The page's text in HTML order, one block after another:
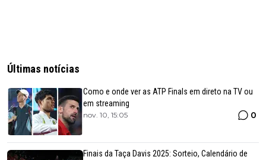
Últimas notícias
Como e onde ver as ATP Finals em direto na TV ou
em streaming
nov. 10, 15:05 0
Finais da Taça Davis 2025: Sorteio, Calendário de